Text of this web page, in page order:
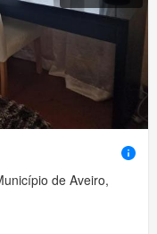
de Aveiro,